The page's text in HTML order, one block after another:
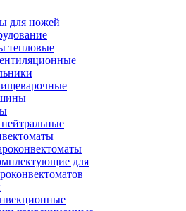
для ножей
тепловые
для